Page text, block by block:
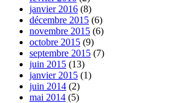
janvier 2016 (8)
décembre 2015 (6)
novembre 2015 (6)
octobre 2015 (9)
septembre 2015 (7)
juin 2015 (13)
janvier 2015 (1)
juin 2014 (2)
mai 2014 (5)